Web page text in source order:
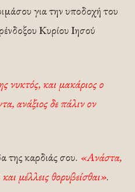
για την υποδοχή του
Κυρίου Ιησού
νυκτός, και μακάριος ο
ανάξιος δε πάλιν ον
της καρδιάς σου. «Ανάστα,
και μέλλεις θορυβείσθαι».